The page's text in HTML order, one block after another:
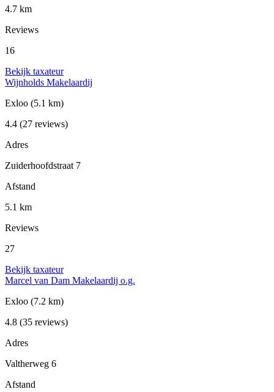
4.7 km
Reviews
16
Bekijk taxateur
Wijnholds Makelaardij
Exloo (5.1 km)
4.4 (27 reviews)
Adres
Zuiderhoofdstraat 7
Afstand
5.1 km
Reviews
27
Bekijk taxateur
Marcel van Dam Makelaardij o.g.
Exloo (7.2 km)
4.8 (35 reviews)
Adres
Valtherweg 6
Afstand